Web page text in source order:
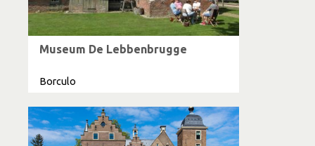
Museum De Lebbenbrugge
Borculo